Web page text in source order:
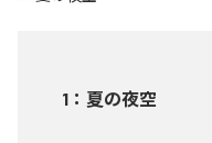
1 ： 夏の夜空